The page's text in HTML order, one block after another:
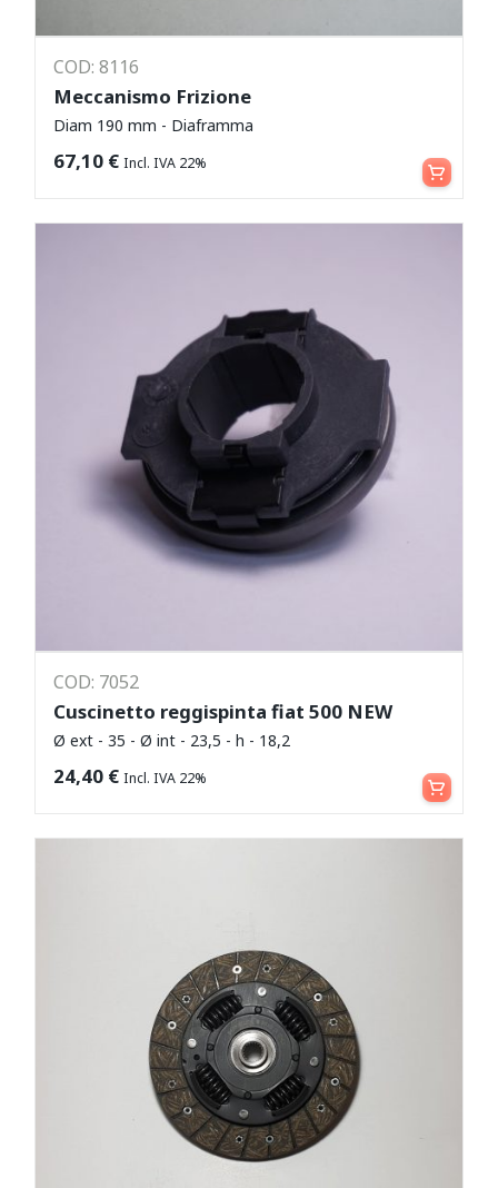
COD: 8116
Meccanismo Frizione
Diam 190 mm - Diaframma
67,10 € Incl. IVA 22% Aggiungi al carrello
COD: 7052
Cuscinetto reggispinta fiat 500 NEW
Ø ext - 35 - Ø int - 23,5 - h - 18,2
24,40 € Incl. IVA 22% Aggiungi al carrello